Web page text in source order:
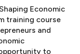
Economic
training course
and
to